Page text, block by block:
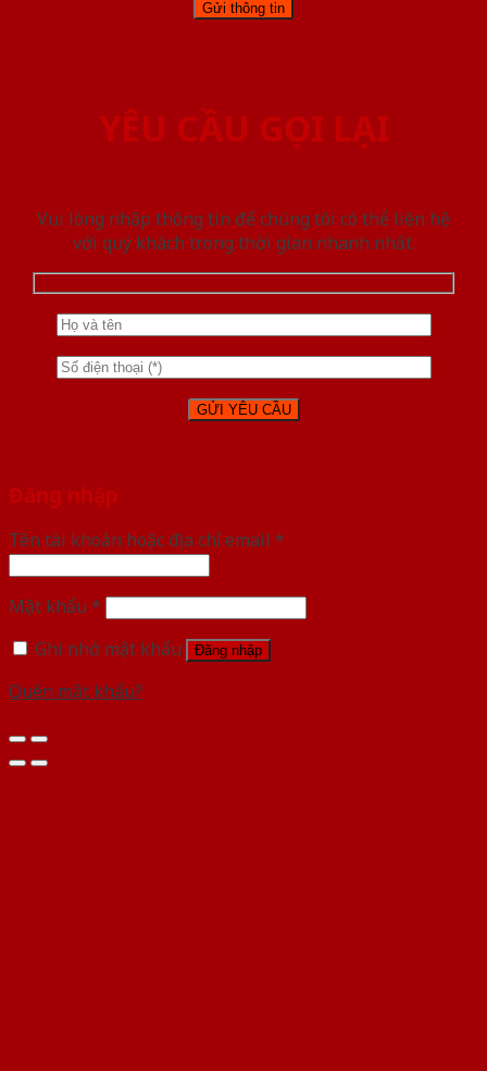
YÊU CẦU GỌI LẠI
Vui lòng nhập thông tin để chúng tôi có thể liên hệ
với quý khách trong thời gian nhanh nhất.
Đăng nhập
Tên tài khoản hoặc địa chỉ email *
Mật khẩu *
Ghi nhớ mật khẩu
Đăng nhập
Quên mật khẩu?